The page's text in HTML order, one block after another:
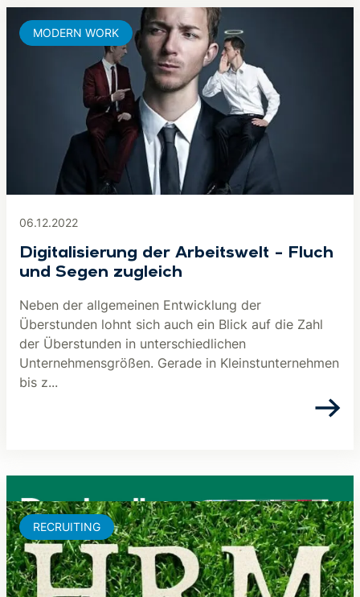
06.12.2022
Digitalisierung der Arbeitswelt – Fluch
und Segen zugleich
Neben der allgemeinen Entwicklung der
Überstunden lohnt sich auch ein Blick auf die Zahl
der Überstunden in unterschiedlichen
Unternehmensgrößen. Gerade in Kleinstunternehmen
bis z...
MODERN WORK
RECRUITING